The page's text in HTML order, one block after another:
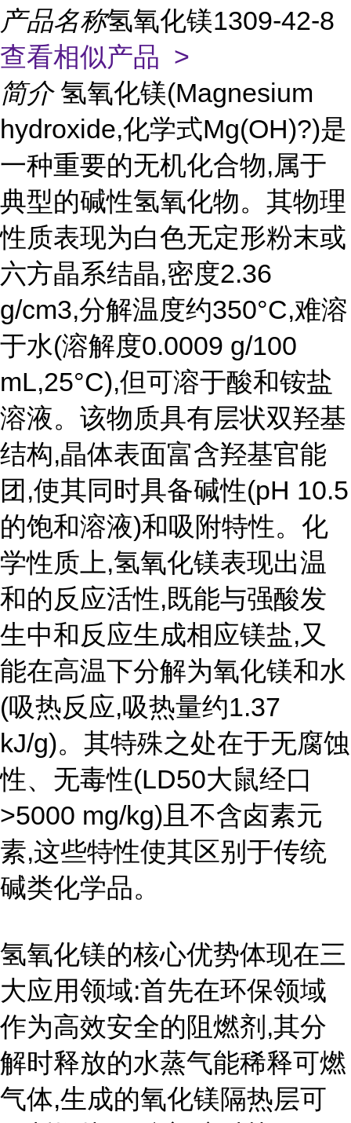
产品名称氢氧化镁1309-42-8
查看相似产品 >
简介 氢氧化镁(Magnesium
hydroxide,化学式Mg(OH)?)是
一种重要的无机化合物,属于
典型的碱性氢氧化物。其物理
性质表现为白色无定形粉末或
六方晶系结晶,密度2.36
g/cm3,分解温度约350°C,难溶
于水(溶解度0.0009 g/100
mL,25°C),但可溶于酸和铵盐
溶液。该物质具有层状双羟基
结构,晶体表面富含羟基官能
团,使其同时具备碱性(pH 10.5
的饱和溶液)和吸附特性。化
学性质上,氢氧化镁表现出温
和的反应活性,既能与强酸发
生中和反应生成相应镁盐,又
能在高温下分解为氧化镁和水
(吸热反应,吸热量约1.37
kJ/g)。其特殊之处在于无腐蚀
性、无毒性(LD50大鼠经口
>5000 mg/kg)且不含卤素元
素,这些特性使其区别于传统
碱类化学品。
氢氧化镁的核心优势体现在三
大应用领域:首先在环保领域
作为高效安全的阻燃剂,其分
解时释放的水蒸气能稀释可燃
气体,生成的氧化镁隔热层可